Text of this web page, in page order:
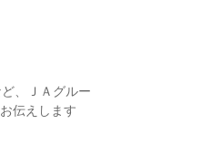
、ＪＡグルー
伝えします